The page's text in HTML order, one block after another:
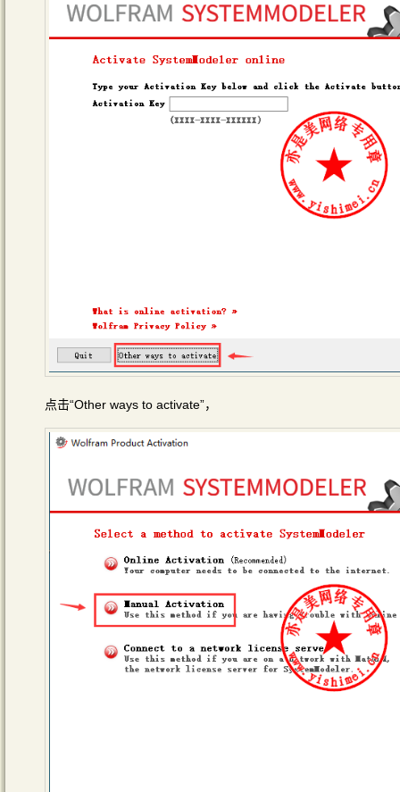
点击“Other ways to activate”，